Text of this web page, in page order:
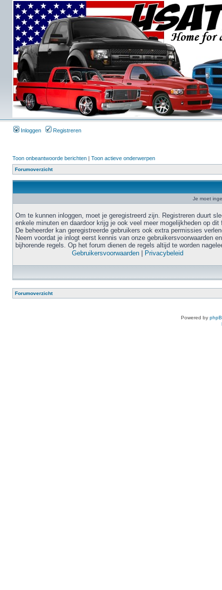
Inloggen Registreren
Toon onbeantwoorde berichten | Toon actieve onderwerpen
Forumoverzicht
Je moet
Om te kunnen inloggen, moet je geregistreerd zijn. Registreren duurt
enkele minuten en daardoor krijg je ook veel meer mogelijkheden op dit
De beheerder kan geregistreerde gebruikers ook extra permissies
Neem voordat je inlogt eerst kennis van onze gebruikersvoorwaarden en
bijhorende regels. Op het forum dienen de regels altijd te worden
Gebruikersvoorwaarden
Privacybeleid
Forumoverzicht
Powered by